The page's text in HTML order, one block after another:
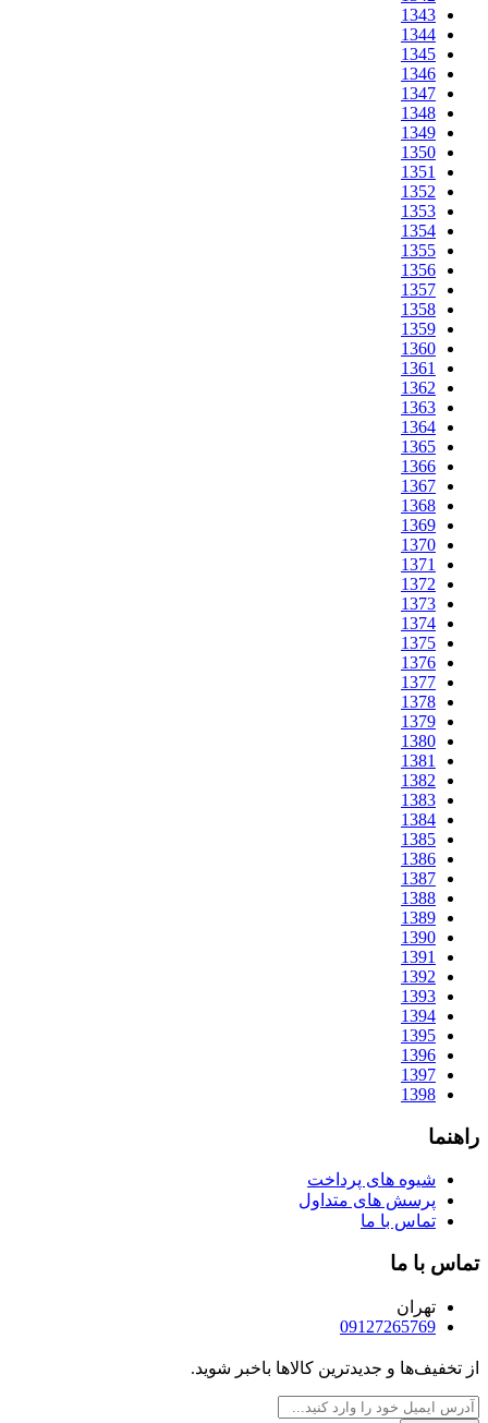
1343
1344
1345
1346
1347
1348
1349
1350
1351
1352
1353
1354
1355
1356
1357
1358
1359
1360
1361
1362
1363
1364
1365
1366
1367
1368
1369
1370
1371
1372
1373
1374
1375
1376
1377
1378
1379
1380
1381
1382
1383
1384
1385
1386
1387
1388
1389
1390
1391
1392
1393
1394
1395
1396
1397
1398
راهنما
شیوه های پرداخت
پرسش های متداول
تماس با ما
تماس با ما
تهران
09127265769
از تخفیف‌ها و جدیدترین‌ کالاها باخبر شوید.